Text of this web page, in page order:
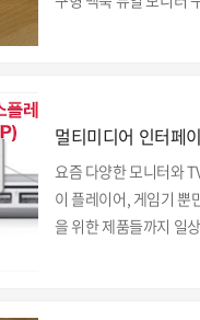
화이트는 좌측에 연결
2. 기가비트 이더넷 포
포트 ..
멀티미디어 인터페
요즘 다양한 모니터와
이 플레이어, 게임기 뿐
을 위한 제품들까지 일